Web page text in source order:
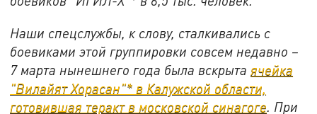
Наши спецслужбы, к слову, сталкивались с
боевиками этой группировки совсем недавно –
7 марта нынешнего года была вскрыта ячейка
"Вилайят Хорасан"* в Калужской области,
готовившая теракт в московской синагоге. При